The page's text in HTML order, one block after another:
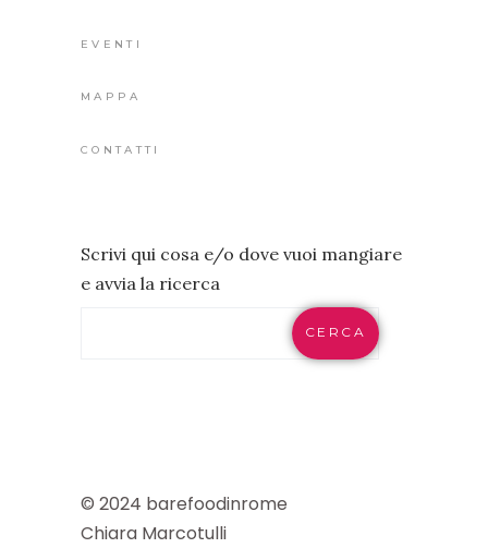
EVENTI
MAPPA
CONTATTI
Scrivi qui cosa e/o dove vuoi mangiare
e avvia la ricerca
CERCA
© 2024 barefoodinrome
Chiara Marcotulli